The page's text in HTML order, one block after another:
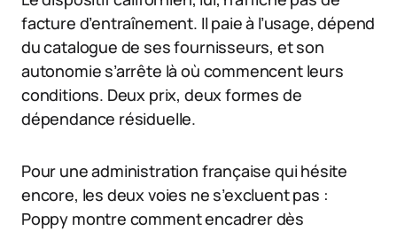
facture d’entraînement. Il paie à l’usage, dépend
du catalogue de ses fournisseurs, et son
autonomie s’arrête là où commencent leurs
conditions. Deux prix, deux formes de
dépendance résiduelle.
Pour une administration française qui hésite
encore, les deux voies ne s’excluent pas :
Poppy montre comment encadrer dès